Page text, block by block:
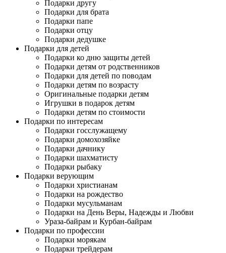
Подарки другу
Подарки для брата
Подарки папе
Подарки отцу
Подарки дедушке
Подарки для детей
Подарки ко дню защиты детей
Подарки детям от родственников
Подарки для детей по поводам
Подарки детям по возрасту
Оригинальные подарки детям
Игрушки в подарок детям
Подарки детям по стоимости
Подарки по интересам
Подарки госслужащему
Подарки домохозяйке
Подарки дачнику
Подарки шахматисту
Подарки рыбаку
Подарки верующим
Подарки христианам
Подарки на рождество
Подарки мусульманам
Подарки на День Веры, Надежды и Любви
Ураза-байрам и Курбан-байрам
Подарки по профессии
Подарки морякам
Подарки трейдерам